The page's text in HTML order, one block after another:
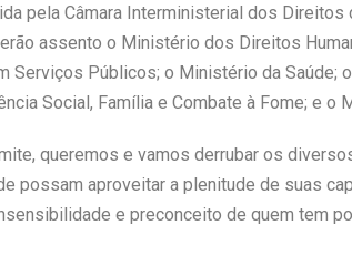
pela Câmara Interministerial dos
assento o Ministério dos Direitos
Serviços Públicos; o Ministério da Saúde;
Social, Família e Combate à Fome; e o
queremos e vamos derrubar os
possam aproveitar a plenitude de suas
e preconceito de quem tem